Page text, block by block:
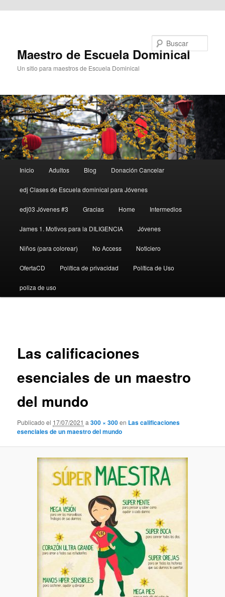
Maestro de Escuela Dominical
Un sitio para maestros de Escuela Dominical
principal
Inicio Adultos Blog Donación Cancelar
edj Clases de Escuela dominical para Jóvenes
edj03 Jóvenes #3 Gracias Home Intermedios
James 1. Motivos para la DILIGENCIA Jóvenes
Niños (para colorear) No Access Noticiero
OfertaCD Política de privacidad Política de Uso
poliza de uso
Las calificaciones
esenciales de un maestro
del mundo
Publicado el 17/07/2021 a300 × 300en Las calificaciones
esenciales de un maestro del mundo